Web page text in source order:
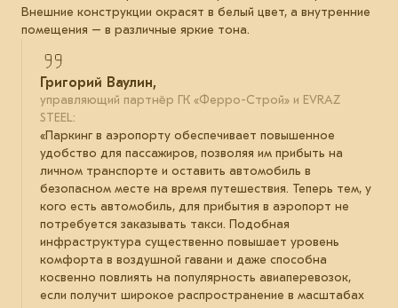
Внешние конструкции окрасят в белый цвет, а внутренние
помещения – в различные яркие тона.
Григорий Ваулин,
управляющий партнёр ГК «Ферро-Строй» и EVRAZ
STEEL:
«Паркинг в аэропорту обеспечивает повышенное
удобство для пассажиров, позволяя им прибыть на
личном транспорте и оставить автомобиль в
безопасном месте на время путешествия. Теперь тем, у
кого есть автомобиль, для прибытия в аэропорт не
потребуется заказывать такси. Подобная
инфраструктура существенно повышает уровень
комфорта в воздушной гавани и даже способна
косвенно повлиять на популярность авиаперевозок,
если получит широкое распространение в масштабах